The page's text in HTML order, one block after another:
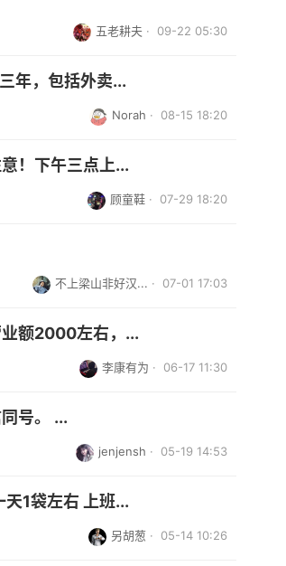
五老耕夫 · 09-22 05:30
年，包括外卖...
Norah · 08-15 18:20
！下午三点上...
顾童鞋 · 07-29 18:20
不上梁山非好汉... · 07-01 17:03
额2000左右，...
李康有为 · 06-17 11:30
号。 ...
jenjensh · 05-19 14:53
1袋左右 上班...
另胡葱 · 05-14 10:26